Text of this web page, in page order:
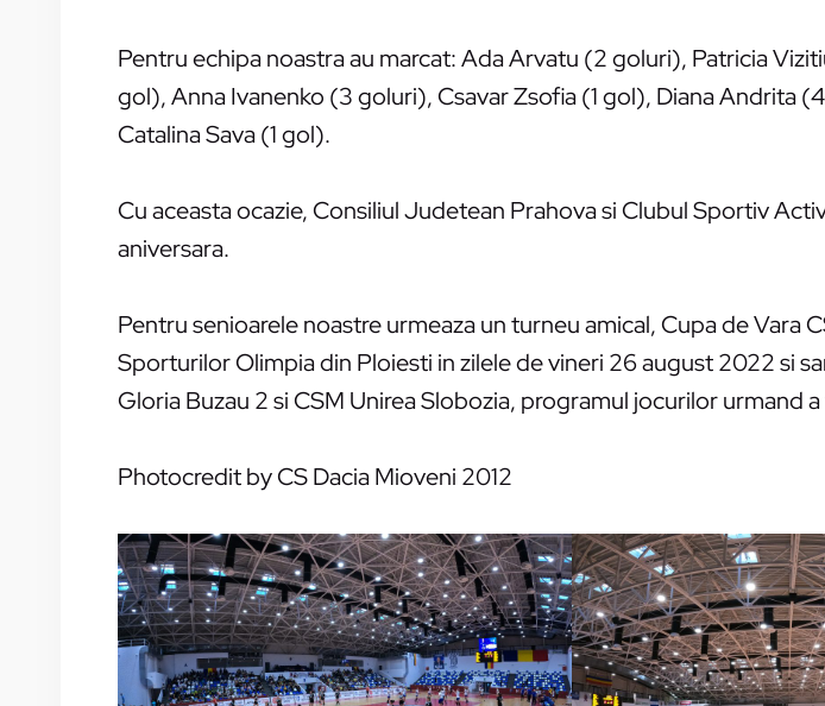
Pentru echipa noastra au marcat: Ada Arvatu (2 goluri), Patricia
gol), Anna Ivanenko (3 goluri), Csavar Zsofia (1 gol), Diana Andrita
Catalina Sava (1 gol).
Cu aceasta ocazie, Consiliul Judetean Prahova si Clubul Sportiv
aniversara.
Pentru senioarele noastre urmeaza un turneu amical, Cupa de Vara
Sporturilor Olimpia din Ploiesti in zilele de vineri 26 august 2022 si
Gloria Buzau 2 si CSM Unirea Slobozia, programul jocurilor urmand
Photocredit by CS Dacia Mioveni 2012